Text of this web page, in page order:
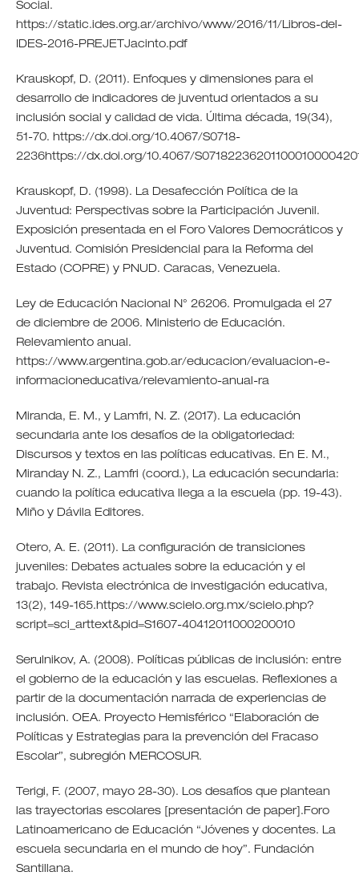
Social.
https://static.ides.org.ar/archivo/www/2016/11/Libros-del-
IDES-2016-PREJETJacinto.pdf
Krauskopf, D. (2011). Enfoques y dimensiones para el
desarrollo de indicadores de juventud orientados a su
inclusión social y calidad de vida. Última década, 19(34),
51-70. https://dx.doi.org/10.4067/S0718-
2236https://dx.doi.org/10.4067/
Krauskopf, D. (1998). La Desafección Política de la
Juventud: Perspectivas sobre la Participación Juvenil.
Exposición presentada en el Foro Valores Democráticos y
Juventud. Comisión Presidencial para la Reforma del
Estado (COPRE) y PNUD. Caracas, Venezuela.
Ley de Educación Nacional N° 26206. Promulgada el 27
de diciembre de 2006. Ministerio de Educación.
Relevamiento anual.
https://www.argentina.gob.ar/educacion/evaluacion-e-
informacioneducativa/relevamiento-anual-ra
Miranda, E. M., y Lamfri, N. Z. (2017). La educación
secundaria ante los desafíos de la obligatoriedad:
Discursos y textos en las políticas educativas. En E. M.,
Miranday N. Z., Lamfri (coord.), La educación secundaria:
cuando la política educativa llega a la escuela (pp. 19-43).
Miño y Dávila Editores.
Otero, A. E. (2011). La configuración de transiciones
juveniles: Debates actuales sobre la educación y el
trabajo. Revista electrónica de investigación educativa,
13(2), 149-165.https://www.scielo.org.mx/scielo.php?
script=sci_arttext&pid=S1607-40412011000200010
Serulnikov, A. (2008). Políticas públicas de inclusión: entre
el gobierno de la educación y las escuelas. Reflexiones a
partir de la documentación narrada de experiencias de
inclusión. OEA. Proyecto Hemisférico “Elaboración de
Políticas y Estrategias para la prevención del Fracaso
Escolar”, subregión MERCOSUR.
Terigi, F. (2007, mayo 28-30). Los desafíos que plantean
las trayectorias escolares [presentación de paper].Foro
Latinoamericano de Educación “Jóvenes y docentes. La
escuela secundaria en el mundo de hoy”. Fundación
Santillana.